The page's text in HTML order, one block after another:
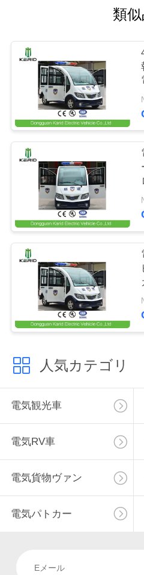
場
ー
理
く
さ
い
ニ
ュ
ー
ス
類
人気カテゴリ
電気観光車
電気RV車
電気貨物ヴァン
電気パトカー